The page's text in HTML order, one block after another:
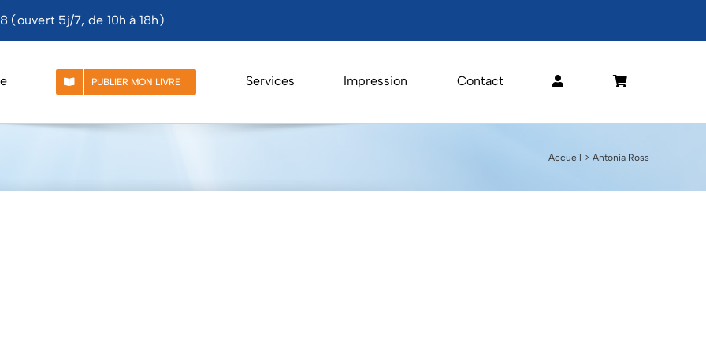
(ouvert 5j/7, de 10h à 18h)
PUBLIER MON LIVRE Services Impression Contact
Accueil Antonia Ross